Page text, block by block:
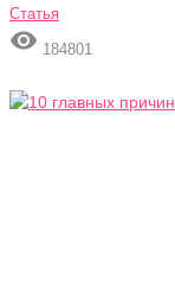
Статья
 184801